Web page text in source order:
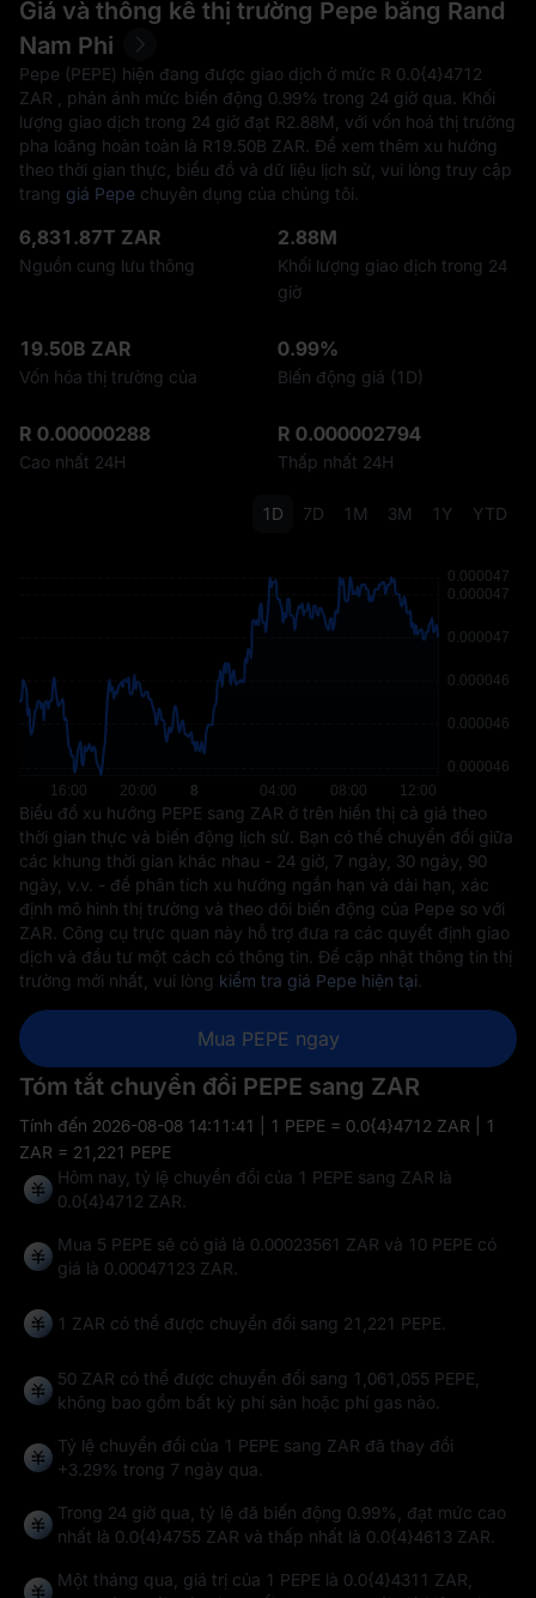
Giá và thống kê thị trường Pepe bằng Rand
Nam Phi
Pepe (PEPE) hiện đang được giao dịch ở mức R‎ 0.0{4}4712
ZAR , phản ánh mức biến động 0.99% trong 24 giờ qua. Khối
lượng giao dịch trong 24 giờ đạt R‎2.88M, với vốn hoá thị trường
pha loãng hoàn toàn là R‎19.50B ZAR. Để xem thêm xu hướng
theo thời gian thực, biểu đồ và dữ liệu lịch sử, vui lòng truy cập
trang giá Pepe chuyên dụng của chúng tôi.
6,831.87T ZAR
Nguồn cung lưu thông
2.88M
Khối lượng giao dịch trong 24
giờ
19.50B ZAR
Vốn hóa thị trường của
0.99%
Biến động giá (1D)
R 0.00000288
Cao nhất 24H
R 0.000002794
Thấp nhất 24H
1D 7D 1M 3M 1Y YTD
Biểu đồ xu hướng PEPE sang ZAR ở trên hiển thị cả giá theo
thời gian thực và biến động lịch sử. Bạn có thể chuyển đổi giữa
các khung thời gian khác nhau - 24 giờ, 7 ngày, 30 ngày, 90
ngày, v.v. - để phân tích xu hướng ngắn hạn và dài hạn, xác
định mô hình thị trường và theo dõi biến động của Pepe so với
ZAR. Công cụ trực quan này hỗ trợ đưa ra các quyết định giao
dịch và đầu tư một cách có thông tin. Để cập nhật thông tin thị
trường mới nhất, vui lòng kiểm tra giá Pepe hiện tại.
Mua PEPE ngay
Tóm tắt chuyển đổi PEPE sang ZAR
Tính đến 2026-08-08 14:11:41
| 1 PEPE = 0.0{4}4712 ZAR | 1
ZAR = 21,221 PEPE
Hôm nay, tỷ lệ chuyển đổi của 1 PEPE sang ZAR là
0.0{4}4712 ZAR.
Mua 5 PEPE sẽ có giá là 0.00023561 ZAR và 10 PEPE có
giá là 0.00047123 ZAR.
1 ZAR có thể được chuyển đổi sang 21,221 PEPE.
50 ZAR có thể được chuyển đổi sang 1,061,055 PEPE,
không bao gồm bất kỳ phí sàn hoặc phí gas nào.
Tỷ lệ chuyển đổi của 1 PEPE sang ZAR đã thay đổi
+3.29% trong 7 ngày qua.
Trong 24 giờ qua, tỷ lệ đã biến động 0.99%, đạt mức cao
nhất là 0.0{4}4755 ZAR và thấp nhất là 0.0{4}4613 ZAR.
Một tháng qua, giá trị của 1 PEPE là 0.0{4}4311 ZAR,